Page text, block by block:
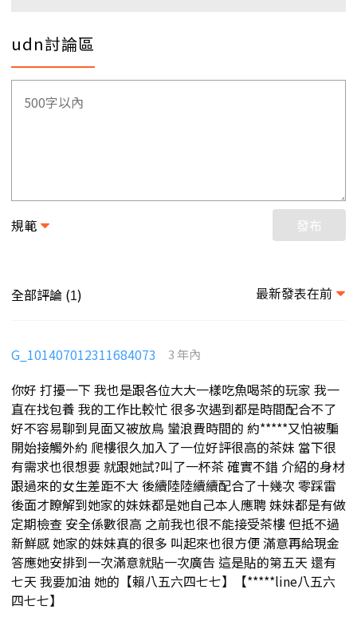
udn討論區
規範 發布
全部評論 (1) 最新發表在前
G_101407012311684073 3 年內
你好 打擾一下 我也是跟各位大大一樣吃魚喝茶的玩家 我一
直在找包養 我的工作比較忙 很多次遇到都是時間配合不了
好不容易聊到見面又被放鳥 蠻浪費時間的 約*****又怕被騙
開始接觸外約 爬樓很久加入了一位好評很高的茶妹 當下很
有需求也很想要 就跟她試?叫了一杯茶 確實不錯 介紹的身材
跟過來的女生差距不大 後續陸陸續續配合了十幾次 零踩雷
後面才瞭解到她家的妹妹都是她自己本人應聘 妹妹都是有做
定期檢查 安全係數很高 之前我也很不能接受茶樓 但抵不過
新鮮感 她家的妹妹真的很多 叫起來也很方便 滿意再給現金
答應她安排到一次滿意就貼一次廣告 這是貼的第五天 還有
七天 我要加油 她的【賴八五六四七七】【*****line八五六
四七七】